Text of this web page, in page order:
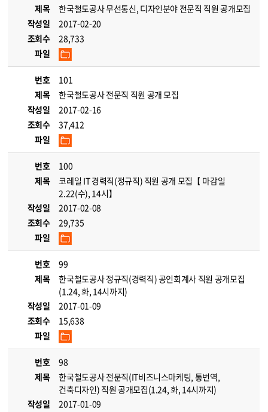
제목
한국철도공사 무선통신, 디자인분야 전문직 직원 공개모집
작성일
2017-02-20
조회수
28,733
파일
번호
101
제목
한국철도공사 전문직 직원 공개 모집
작성일
2017-02-16
조회수
37,412
파일
번호
100
제목
코레일 IT 경력직(정규직) 직원 공개 모집【 마감일
2.22(수), 14시】
작성일
2017-02-08
조회수
29,735
파일
번호
99
제목
한국철도공사 정규직(경력직) 공인회계사 직원 공개모집
(1.24, 화, 14시까지)
작성일
2017-01-09
조회수
15,638
파일
번호
98
제목
한국철도공사 전문직(IT비즈니스마케팅, 통번역,
건축디자인) 직원 공개모집(1.24, 화, 14시까지)
작성일
2017-01-09